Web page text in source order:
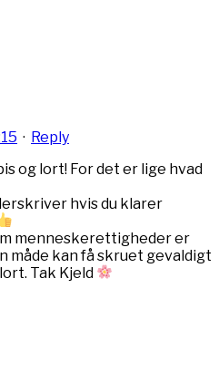
· Reply
og lort! For det er lige hvad
hvis du klarer
menneskerettigheder er
måde kan få skruet gevaldigt
Tak Kjeld